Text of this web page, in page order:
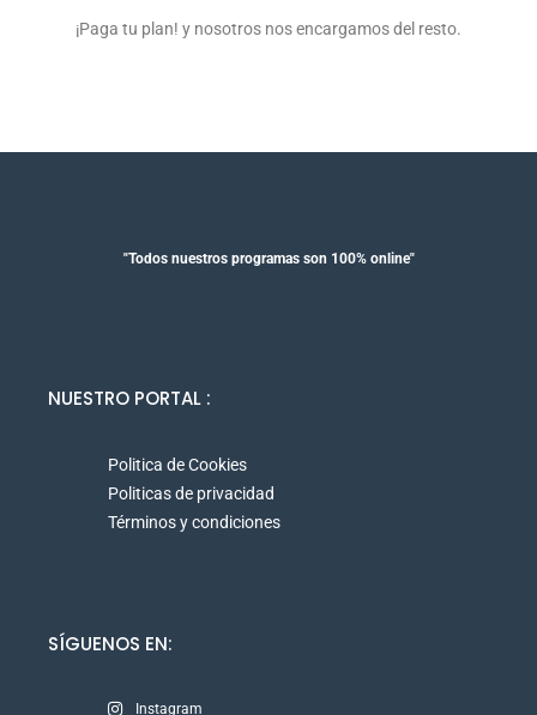
¡Paga tu plan! y nosotros nos encargamos del resto.
"Todos nuestros programas son 100% online"
NUESTRO PORTAL :
Politica de Cookies
Politicas de privacidad
Términos y condiciones
SÍGUENOS EN:
Instagram